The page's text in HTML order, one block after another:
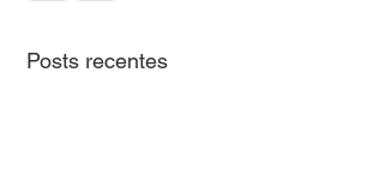
Posts recentes